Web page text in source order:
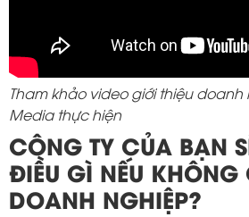
Tham khảo video giới thiệu
Media thực hiện
CÔNG TY CỦA BẠN
ĐIỀU GÌ NẾU
DOANH NGHIỆP?